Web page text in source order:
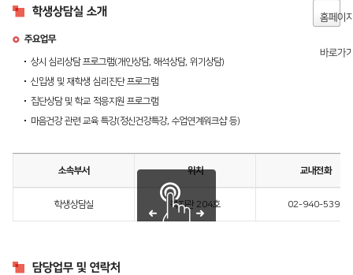
학생상담실 소개 홈페이
바로가
주요업무
상시 심리상담 프로그램(개인상담, 해석상담, 위기상담)
신입생 및 재학생 심리진단 프로그램
집단상담 및 학교 적응지원 프로그램
마음건강 관련 교육 특강(정신건강특강, 수업연계워크샵 등)
소속부서 위치 교내전화
학생상담실 복지관 204호 02-940-5395
담당업무 및 연락처